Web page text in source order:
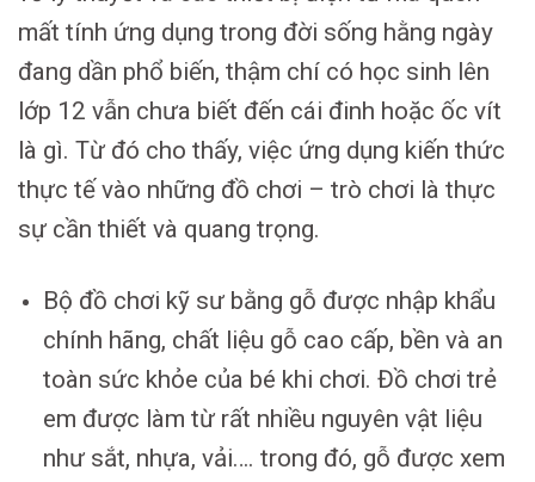
mất tính ứng dụng trong đời sống hằng ngày
đang dần phổ biến, thậm chí có học sinh lên
lớp 12 vẫn chưa biết đến cái đinh hoặc ốc vít
là gì. Từ đó cho thấy, việc ứng dụng kiến thức
thực tế vào những đồ chơi – trò chơi là thực
sự cần thiết và quang trọng.
Bộ đồ chơi kỹ sư bằng gỗ được nhập khẩu
chính hãng, chất liệu gỗ cao cấp, bền và an
toàn sức khỏe của bé khi chơi. Đồ chơi trẻ
em được làm từ rất nhiều nguyên vật liệu
như sắt, nhựa, vải…. trong đó, gỗ được xem